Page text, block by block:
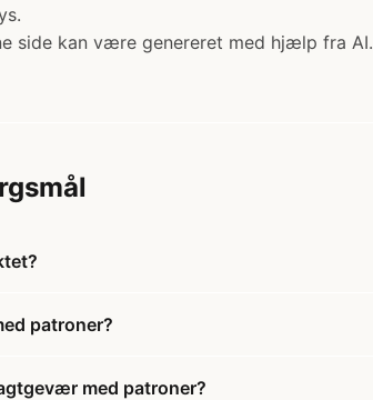
side kan være genereret med hjælp fra AI.
patroner?
med patroner?